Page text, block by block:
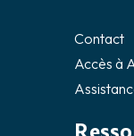
Contact
Accès à